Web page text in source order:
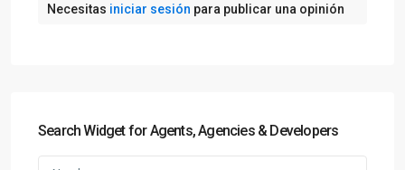
Necesitas iniciar sesión para publicar una opinión
Search Widget for Agents, Agencies & Developers